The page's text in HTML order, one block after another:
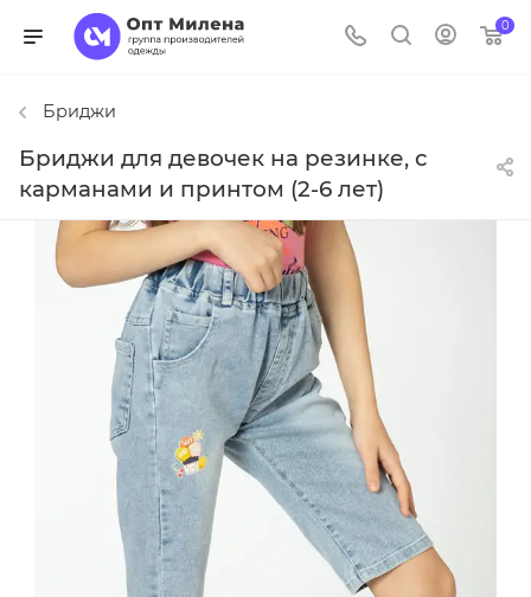
0
Бриджи
Бриджи для девочек на резинке, с
карманами и принтом (2-6 лет)